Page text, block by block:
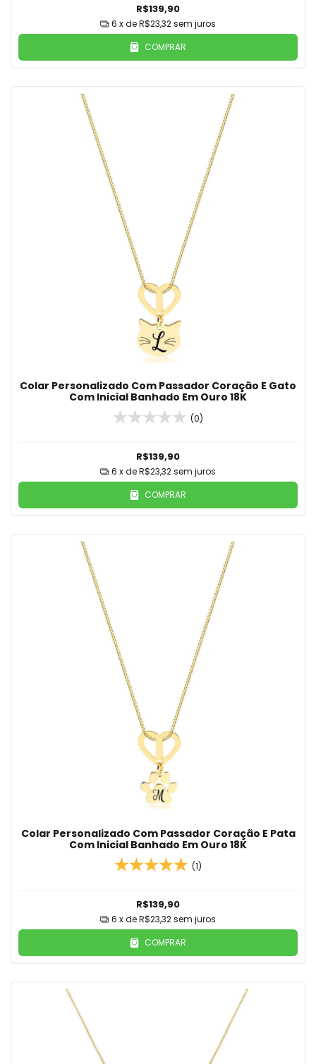
R$139,90
6 x deR$23,32sem juros
COMPRAR
Colar Personalizado Com Passador Coração E Gato
Com Inicial Banhado Em Ouro 18K
(0)
R$139,90
6 x deR$23,32sem juros
COMPRAR
Colar Personalizado Com Passador Coração E Pata
Com Inicial Banhado Em Ouro 18K
(1)
R$139,90
6 x deR$23,32sem juros
COMPRAR